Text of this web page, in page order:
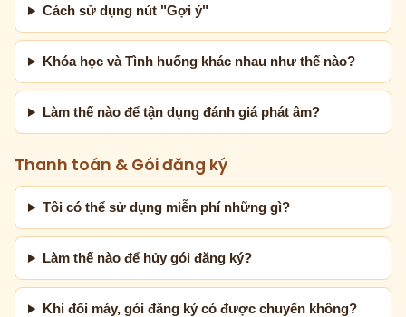
Cách sử dụng nút "Gợi ý"
Khóa học và Tình huống khác nhau như thế nào?
Làm thế nào để tận dụng đánh giá phát âm?
Thanh toán & Gói đăng ký
Tôi có thể sử dụng miễn phí những gì?
Làm thế nào để hủy gói đăng ký?
Khi đổi máy, gói đăng ký có được chuyển không?